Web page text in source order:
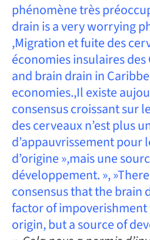
phénomène très
drain is a very worrying
,Migration et fuite des
économies insulaires
and brain drain in
economies.,Il existe
consensus croissant sur
des cerveaux n’est plus
d’appauvrissement pour
d’origine »,mais une
développement. »,
consensus that the brain
factor of
origin, but a source of